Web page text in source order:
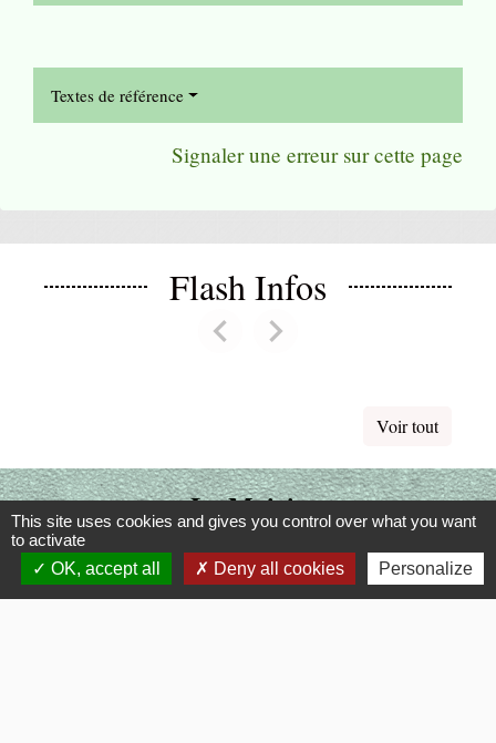
Textes de référence
Signaler une erreur sur cette page
Flash Infos
chevron_leftPrevious
chevron_rightNext
Voir tout
La Mairie
Commune de Fouquerolles
2, Grande Rue
This site uses cookies and gives you control over what you want
to activate
OK, accept all
Deny all cookies Personalize